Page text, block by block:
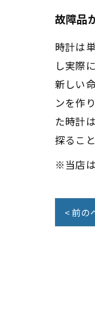
故障品
時計は
し実際
新しい
ンを作
た時計
探るこ
※当店
< 前の